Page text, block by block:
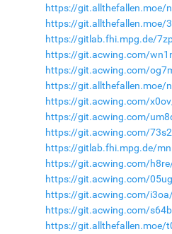
https://git.allthefallen.moe/
https://git.allthefallen.moe/
https://gitlab.fhi.mpg.de/
https://git.acwing.com/
https://git.acwing.com/
https://git.allthefallen.moe/
https://git.acwing.com/
https://git.acwing.com/
https://git.acwing.com/
https://gitlab.fhi.mpg.de/
https://git.acwing.com/
https://git.acwing.com/
https://git.acwing.com/
https://git.acwing.com/
https://git.allthefallen.moe/